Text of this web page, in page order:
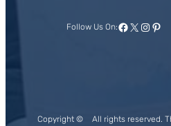
Follow Us On:Facebook
X
Copyright ©
All rights reserved.